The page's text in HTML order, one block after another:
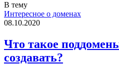
В тему
Интересное о доменах
08.10.2020
Что такое
создавать?